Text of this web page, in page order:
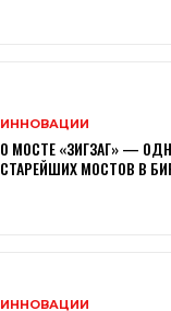
ИННОВАЦИИ
О МОСТЕ «ЗИГЗАГ» —
СТАРЕЙШИХ МОСТОВ В
ИННОВАЦИИ